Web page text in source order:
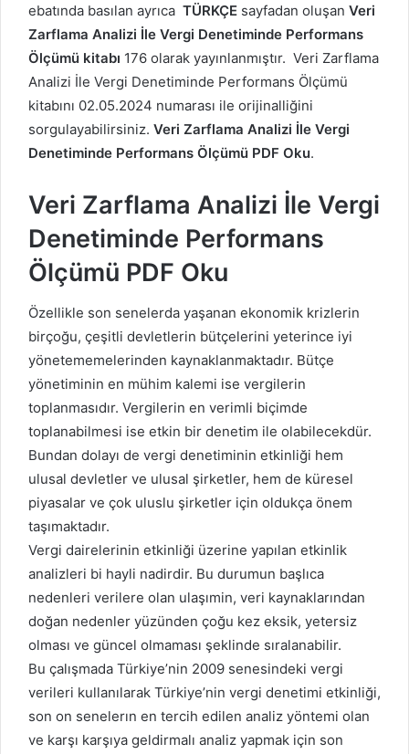
ebatında basılan ayrıca TÜRKÇE sayfadan oluşan Veri
Zarflama Analizi İle Vergi Denetiminde Performans
Ölçümü kitabı 176 olarak yayınlanmıştır. Veri Zarflama
Analizi İle Vergi Denetiminde Performans Ölçümü
kitabını 02.05.2024 numarası ile orijinalliğini
sorgulayabilirsiniz. Veri Zarflama Analizi İle Vergi
Denetiminde Performans Ölçümü PDF Oku.
Veri Zarflama Analizi İle Vergi
Denetiminde Performans
Ölçümü PDF Oku
Özellikle son senelerda yaşanan ekonomik krizlerin
birçoğu, çeşitli devletlerin bütçelerini yeterince iyi
yönetememelerinden kaynaklanmaktadır. Bütçe
yönetiminin en mühim kalemi ise vergilerin
toplanmasıdır. Vergilerin en verimli biçimde
toplanabilmesi ise etkin bir denetim ile olabilecekdür.
Bundan dolayı de vergi denetiminin etkinliği hem
ulusal devletler ve ulusal şirketler, hem de küresel
piyasalar ve çok uluslu şirketler için oldukça önem
taşımaktadır.
Vergi dairelerinin etkinliği üzerine yapılan etkinlik
analizleri bi hayli nadirdir. Bu durumun başlıca
nedenleri verilere olan ulaşımin, veri kaynaklarından
doğan nedenler yüzünden çoğu kez eksik, yetersiz
olması ve güncel olmaması şeklinde sıralanabilir.
Bu çalışmada Türkiye’nin 2009 senesindeki vergi
verileri kullanılarak Türkiye’nin vergi denetimi etkinliği,
son on senelerın en tercih edilen analiz yöntemi olan
ve karşı karşıya geldirmalı analiz yapmak için son